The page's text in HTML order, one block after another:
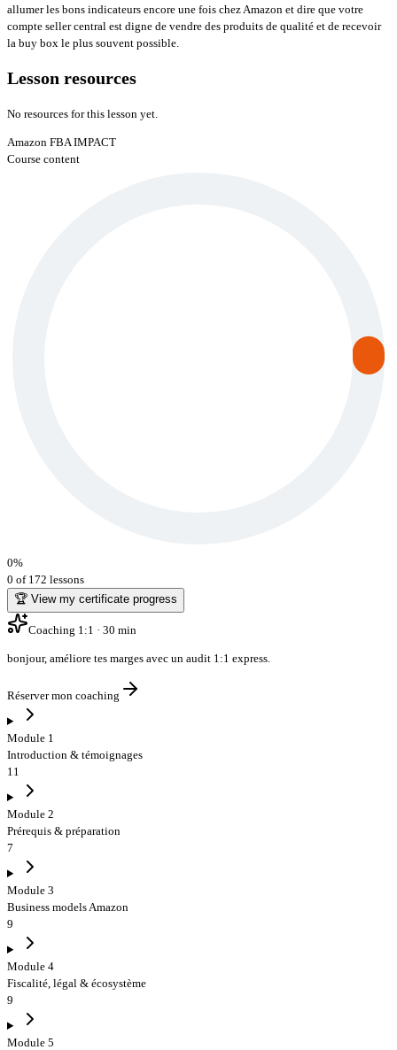
allumer les bons indicateurs encore une fois chez Amazon et dire que votre
compte seller central est digne de vendre des produits de qualité et de recevoir
la buy box le plus souvent possible.
Lesson resources
No resources for this lesson yet.
Amazon FBA IMPACT
Course content
0%
0 of 172 lessons
🏆 View my certificate progress
Coaching 1:1 · 30 min
bonjour, améliore tes marges avec un audit 1:1 express.
Réserver mon coaching
Module 1
Introduction & témoignages
11
Module 2
Prérequis & préparation
7
Module 3
Business models Amazon
9
Module 4
Fiscalité, légal & écosystème
9
Module 5